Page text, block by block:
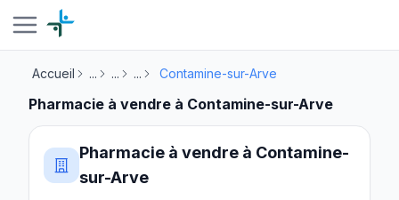
Accueil ... ... ... Contamine-sur-Arve
Pharmacie à vendre à Contamine-sur-Arve
Pharmacie à vendre à Contamine-
sur-Arve